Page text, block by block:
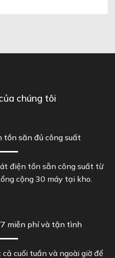
chúng tôi
tồn săn đủ công suất
điện tồn sẵn công suất từ
cộng 30 máy tại kho.
miễn phí và tận tình
cuối tuần và ngoài giờ để